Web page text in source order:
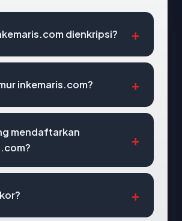
dienkripsi?
inkemaris.com?
mendaftarkan